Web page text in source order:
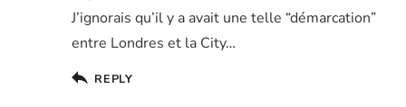
J’ignorais qu’il y a avait une telle “démarcation”
entre Londres et la City…
REPLY